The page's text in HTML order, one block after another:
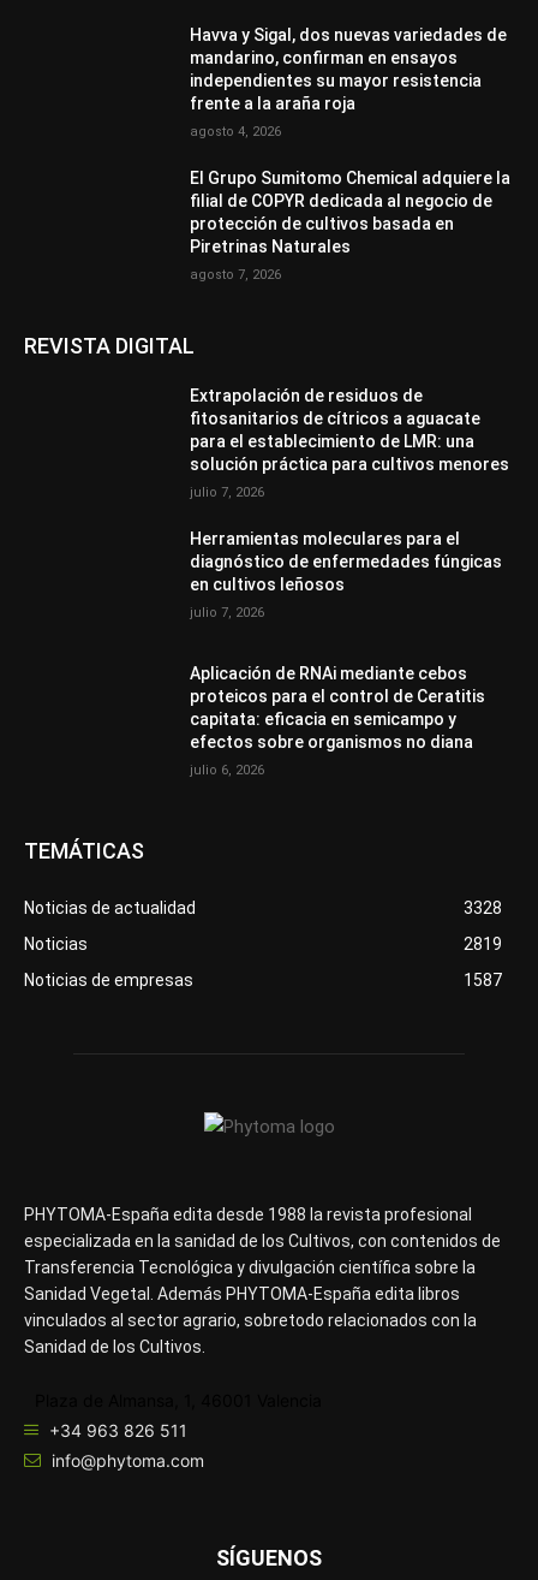
Havva y Sigal, dos nuevas variedades de
mandarino, confirman en ensayos
independientes su mayor resistencia
frente a la araña roja
agosto 4, 2026
El Grupo Sumitomo Chemical adquiere la
filial de COPYR dedicada al negocio de
protección de cultivos basada en
Piretrinas Naturales
agosto 7, 2026
REVISTA DIGITAL
Extrapolación de residuos de
fitosanitarios de cítricos a aguacate
para el establecimiento de LMR: una
solución práctica para cultivos menores
julio 7, 2026
Herramientas moleculares para el
diagnóstico de enfermedades fúngicas
en cultivos leñosos
julio 7, 2026
Aplicación de RNAi mediante cebos
proteicos para el control de Ceratitis
capitata: eficacia en semicampo y
efectos sobre organismos no diana
julio 6, 2026
TEMÁTICAS
Noticias de actualidad
3328
Noticias
2819
Noticias de empresas
1587
PHYTOMA-España edita desde 1988 la revista profesional
especializada en la sanidad de los Cultivos, con contenidos de
Transferencia Tecnológica y divulgación científica sobre la
Sanidad Vegetal. Además PHYTOMA-España edita libros
vinculados al sector agrario, sobretodo relacionados con la
Sanidad de los Cultivos.
+34 963 826 511
info@phytoma.com
SÍGUENOS